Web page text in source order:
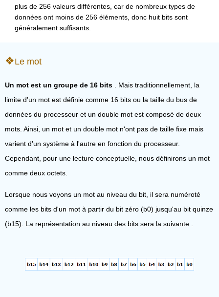
plus de 256 valeurs différentes, car de nombreux types de
données ont moins de 256 éléments, donc huit bits sont
généralement suffisants.
Le mot
Un mot est un groupe de 16 bits . Mais traditionnellement, la
limite d'un mot est définie comme 16 bits ou la taille du bus de
données du processeur et un double mot est composé de deux
mots. Ainsi, un mot et un double mot n'ont pas de taille fixe mais
varient d'un système à l'autre en fonction du processeur.
Cependant, pour une lecture conceptuelle, nous définirons un mot
comme deux octets.
Lorsque nous voyons un mot au niveau du bit, il sera numéroté
comme les bits d'un mot à partir du bit zéro (b0) jusqu'au bit quinze
(b15). La représentation au niveau des bits sera la suivante :